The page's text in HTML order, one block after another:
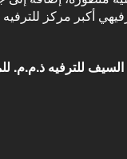
أكبر مركز للترفيه
السيف للترفيه ذ.م.م.